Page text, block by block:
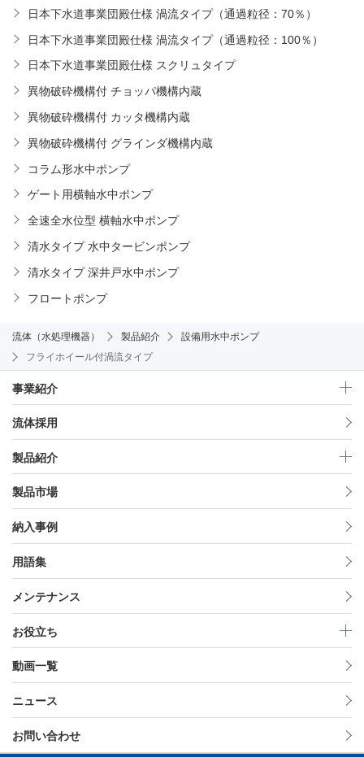
日本下水道事業団殿仕様 渦流タイプ（通過粒径：70％）
日本下水道事業団殿仕様 渦流タイプ（通過粒径：100％）
日本下水道事業団殿仕様 スクリュタイプ
異物破砕機構付 チョッパ機構内蔵
異物破砕機構付 カッタ機構内蔵
異物破砕機構付 グラインダ機構内蔵
コラム形水中ポンプ
ゲート用横軸水中ポンプ
全速全水位型 横軸水中ポンプ
清水タイプ 水中タービンポンプ
清水タイプ 深井戸水中ポンプ
フロートポンプ
流体（水処理機器） 製品紹介
設備用水中ポンプ
フライホイール付渦流タイプ
事業紹介
流体採用
製品紹介
製品市場
納入事例
用語集
メンテナンス
お役立ち
動画一覧
ニュース
お問い合わせ